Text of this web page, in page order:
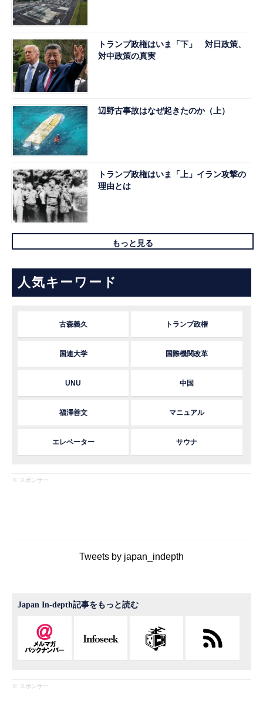
トランプ政権はいま「下」 対日政策、
対中政策の真実
辺野古事故はなぜ起きたのか（上）
トランプ政権はいま「上」イラン攻撃の
理由とは
もっと見る
人気キーワード
古森義久 トランプ政権
国連大学 国際機関改革
UNU 中国
福澤善文 マニュアル
エレベーター サウナ
※ スポンサー
Tweets by japan_indepth
Japan In-depth記事をもっと読む
※ スポンサー